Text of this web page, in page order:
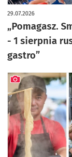
„Pomagasz.
- 1 sierpnia rusza akcja „Oddaj krew! Odwiedź
gastro”
29.07.2026